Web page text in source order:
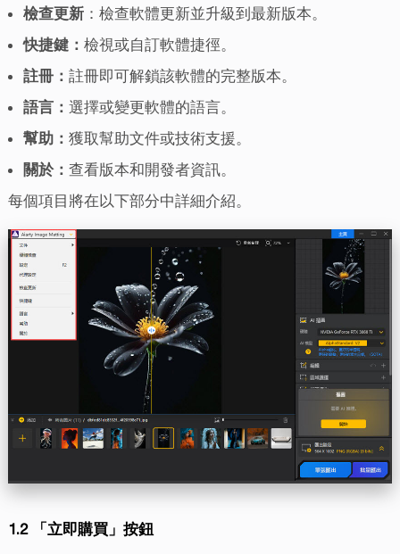
檢查更新：檢查軟體更新並升級到最新版本。
快捷鍵： 檢視或自訂軟體捷徑。
註冊： 註冊即可解鎖該軟體的完整版本。
語言： 選擇或變更軟體的語言。
幫助： 獲取幫助文件或技術支援。
關於： 查看版本和開發者資訊。
每個項目將在以下部分中詳細介紹。
1.2 「立即購買」按鈕